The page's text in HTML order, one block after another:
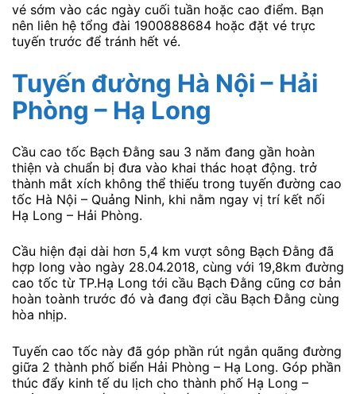
vé sớm vào các ngày cuối tuần hoặc cao điểm. Bạn
nên liên hệ tổng đài 1900888684 hoặc đặt vé trực
tuyến trước để tránh hết vé.
Tuyến đường Hà Nội – Hải
Phòng – Hạ Long
Cầu cao tốc Bạch Đằng sau 3 năm đang gần hoàn
thiện và chuẩn bị đưa vào khai thác hoạt động. trở
thành mắt xích không thể thiếu trong tuyến đường cao
tốc Hà Nội – Quảng Ninh, khi nằm ngay vị trí kết nối
Hạ Long – Hải Phòng.
Cầu hiện đại dài hơn 5,4 km vượt sông Bạch Đằng đã
hợp long vào ngày 28.04.2018, cùng với 19,8km đường
cao tốc từ TP.Hạ Long tới cầu Bạch Đằng cũng cơ bản
hoàn toành trước đó và đang đợi cầu Bạch Đằng cùng
hòa nhịp.
Tuyến cao tốc này đã góp phần rút ngắn quãng đường
giữa 2 thành phố biển Hải Phòng – Hạ Long. Góp phần
thúc đẩy kinh tế du lịch cho thành phố Hạ Long –